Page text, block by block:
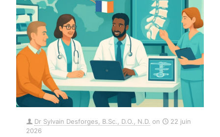
Dr Sylvain Desforges, B.Sc., D.O., N.D. on
22 juin
2026